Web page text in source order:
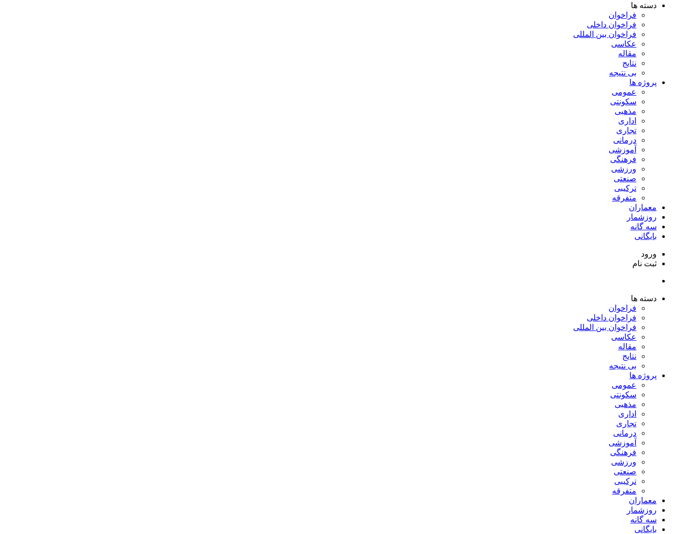
دسته ها
فراخوان
فراخوان داخلی
فراخوان بین المللی
عکاسی
مقاله
نتایج
بی نتیجه
پروژه ها
عمومی
سکونتی
مذهبی
اداری
تجاری
درمانی
آموزشی
فرهنگی
ورزشی
صنعتی
ترکیبی
متفرقه
معماران
روزشمار
سه گانه
بایگانی
ورود
ثبت نام
دسته ها
فراخوان
فراخوان داخلی
فراخوان بین المللی
عکاسی
مقاله
نتایج
بی نتیجه
پروژه ها
عمومی
سکونتی
مذهبی
اداری
تجاری
درمانی
آموزشی
فرهنگی
ورزشی
صنعتی
ترکیبی
متفرقه
معماران
روزشمار
سه گانه
بایگانی